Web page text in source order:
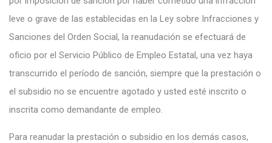
leve o grave de las establecidas en la Ley sobre Infracciones y
Sanciones del Orden Social, la reanudación se efectuará de
oficio por el Servicio Público de Empleo Estatal, una vez haya
transcurrido el período de sanción, siempre que la prestación o
el subsidio no se encuentre agotado y usted esté inscrito o
inscrita como demandante de empleo.
Para reanudar la prestación o subsidio en los demás casos,